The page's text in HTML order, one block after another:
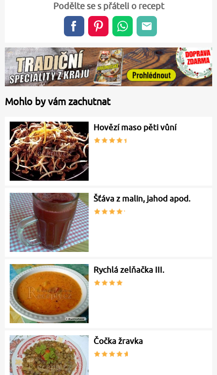
Podělte se s přáteli o recept
Mohlo by vám zachutnat
Hovězí maso pěti vůní
Šťáva z malin, jahod apod.
Rychlá zelňačka III.
Čočka žravka